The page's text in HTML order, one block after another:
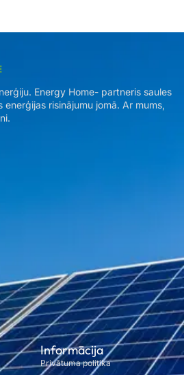
Informācija
Privātuma politika
Energy Home- partneris saules
enerģijas risinājumu jomā. Ar mums,